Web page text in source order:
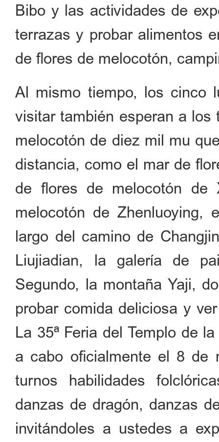
Bibo y las actividades de
terrazas y probar alimentos
de flores de melocotón,
Al mismo tiempo, los cinco
visitar también esperan a
melocotón de diez mil mu
distancia, como el mar de
de flores de melocotón
melocotón de
largo del camino de
Liujiadian, la galería de
Segundo, la montaña Yaji,
probar comida deliciosa y
La 35ª Feria del Templo de
a cabo oficialmente el 8 de
turnos habilidades
danzas de dragón, danzas
invitándoles a ustedes a